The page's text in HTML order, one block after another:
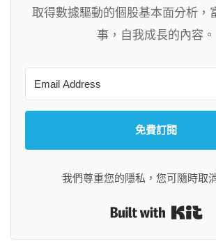
取得數據驅動的個股基本面分析，
事，自我成長的內容。
免費訂閱
我們尊重您的隱私，您可隨時取